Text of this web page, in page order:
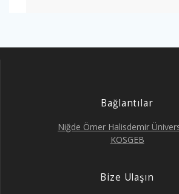
Bağlantılar
Niğde Ömer Halisdemir
KOSGEB
Bize Ulaşın